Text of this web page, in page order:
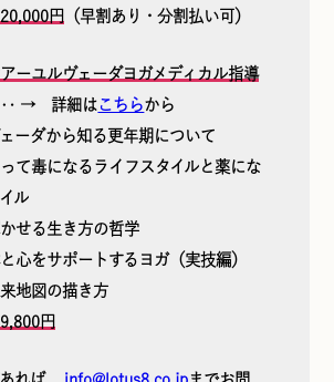
円 （早割あり・分割払い可）
ーユルヴェーダヨガメディカル指導
→ 詳細は こちらから
ーダから知る更年期について
て毒になるライフスタイルと薬にな
ル
せる生き方の哲学
心をサポートするヨガ（実技編）
地図の描き方
円